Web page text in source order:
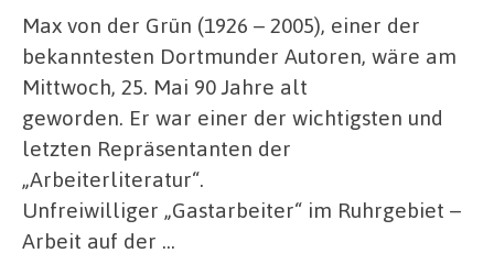
Max von der Grün (1926 – 2005), einer der
bekanntesten Dortmunder Autoren, wäre am
Mittwoch, 25. Mai 90 Jahre alt
geworden. Er war einer der wichtigsten und
letzten Repräsentanten der
„Arbeiterliteratur“.
Unfreiwilliger „Gastarbeiter“ im Ruhrgebiet –
Arbeit auf der …